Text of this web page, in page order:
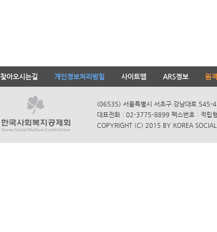
찾아오시는길 개인정보처리방침 사이트맵 ARS정보 원
(06535) 서울특별시 서초구 강남대로 545-
대표전화 : 02-3775-8899 팩스번호 : 적립
COPYRIGHT (C) 2015 BY KOREA SOCIAL